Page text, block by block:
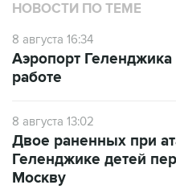
НОВОСТИ ПО ТЕМЕ
8 августа 16:34
Аэропорт
работе
8 августа 13:02
Двое раненных при
Геленджике детей
Москву